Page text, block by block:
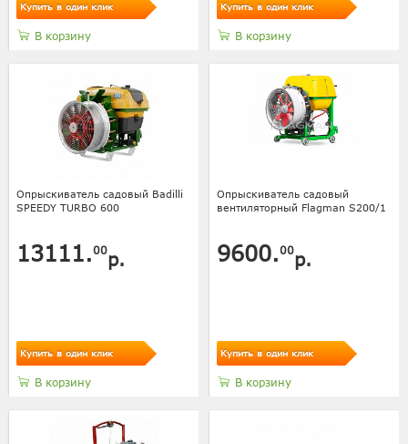
Купить в один клик
В корзину
Купить в один клик
В корзину
Опрыскиватель садовый Badilli
SPEEDY TURBO 600
13111.00р.
Купить в один клик
В корзину
Опрыскиватель садовый
вентиляторный Flagman S200/1
9600.00р.
Купить в один клик
В корзину